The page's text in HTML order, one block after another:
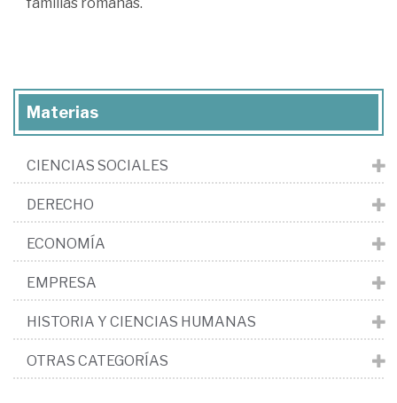
Materias
CIENCIAS SOCIALES
DERECHO
ECONOMÍA
EMPRESA
HISTORIA Y CIENCIAS HUMANAS
OTRAS CATEGORÍAS